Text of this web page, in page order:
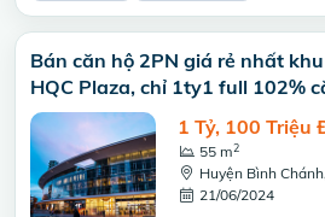
Bán căn hộ 2PN giá rẻ nhất
HQC Plaza, chỉ 1ty1 full 102%
1 Tỷ, 100 Triệu
55 m2
Huyện Bình
21/06/2024